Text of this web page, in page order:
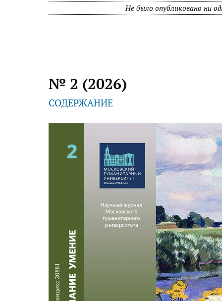
Не было опубликовано ни
№ 2 (2026)
СОДЕРЖАНИЕ